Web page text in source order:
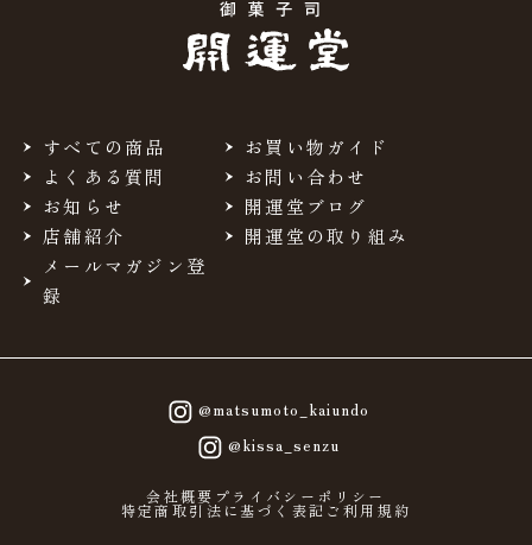
すべての商品
お買い物ガイド
よくある質問
お問い合わせ
お知らせ
開運堂ブログ
店舗紹介
開運堂の取り組み
メールマガジン登
録
@matsumoto_kaiundo
@kissa_senzu
会社概要 プライバシーポリシー
特定商取引法に基づく表記 ご利用規約